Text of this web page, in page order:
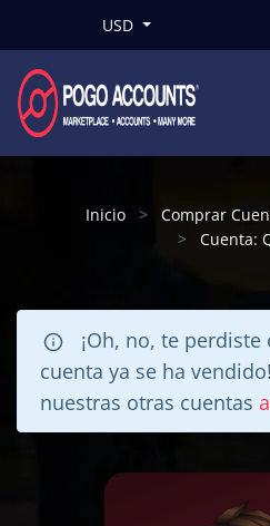
USD
Inicio
Comprar
Cuenta:
¡Oh, no, te perdiste
cuenta ya se ha
nuestras otras cuentas